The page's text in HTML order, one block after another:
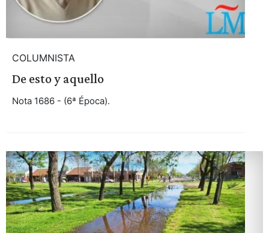
COLUMNISTA
De esto y aquello
Nota 1686 - (6ª Época).